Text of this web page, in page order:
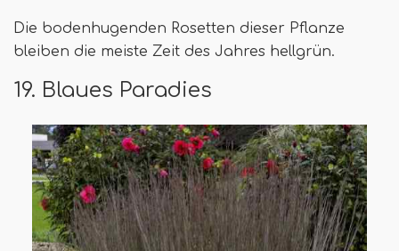
Die bodenhugenden Rosetten dieser Pflanze
bleiben die meiste Zeit des Jahres hellgrün.
19. Blaues Paradies